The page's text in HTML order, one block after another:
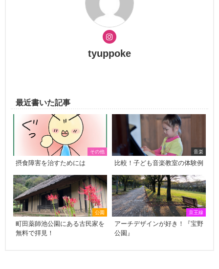
tyuppoke
最近書いた記事
その他
摂食障害を治すためには
音楽
比較！子ども音楽教室の体験例
公園
町田薬師池公園にある古民家を
無料で拝見！
京王線
アーチデザインが好き！『宝野
公園』